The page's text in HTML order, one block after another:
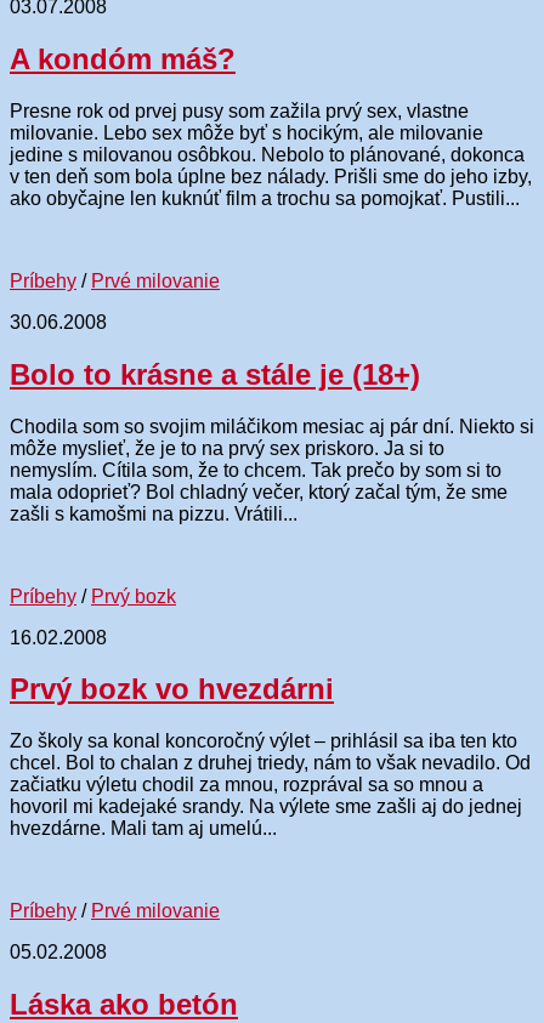
03.07.2008
A kondóm máš?
Presne rok od prvej pusy som zažila prvý sex, vlastne
milovanie. Lebo sex môže byť s hocikým, ale milovanie
jedine s milovanou osôbkou. Nebolo to plánované, dokonca
v ten deň som bola úplne bez nálady. Prišli sme do jeho izby,
ako obyčajne len kuknúť film a trochu sa pomojkať. Pustili...
Príbehy / Prvé milovanie
30.06.2008
Bolo to krásne a stále je (18+)
Chodila som so svojim miláčikom mesiac aj pár dní. Niekto si
môže myslieť, že je to na prvý sex priskoro. Ja si to
nemyslím. Cítila som, že to chcem. Tak prečo by som si to
mala odoprieť? Bol chladný večer, ktorý začal tým, že sme
zašli s kamošmi na pizzu. Vrátili...
Príbehy / Prvý bozk
16.02.2008
Prvý bozk vo hvezdárni
Zo školy sa konal koncoročný výlet – prihlásil sa iba ten kto
chcel. Bol to chalan z druhej triedy, nám to však nevadilo. Od
začiatku výletu chodil za mnou, rozprával sa so mnou a
hovoril mi kadejaké srandy. Na výlete sme zašli aj do jednej
hvezdárne. Mali tam aj umelú...
Príbehy / Prvé milovanie
05.02.2008
Láska ako betón